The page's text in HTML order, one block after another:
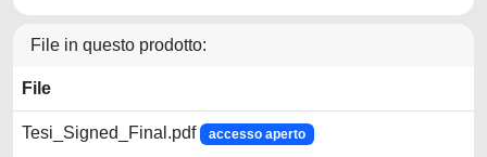
File in questo prodotto:
File
Tesi_Signed_Final.pdf accesso aperto